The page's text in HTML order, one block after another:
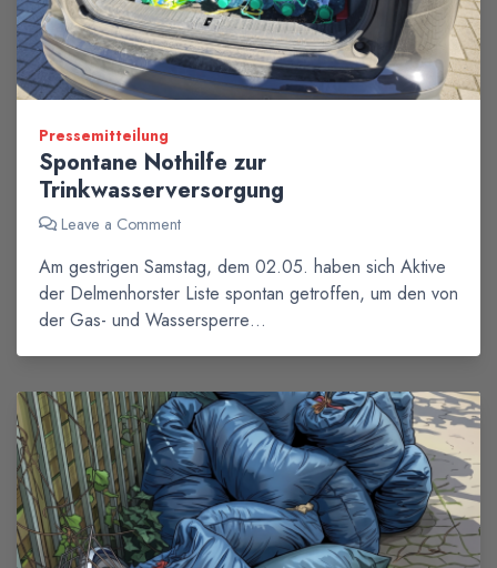
Pressemitteilung
Spontane Nothilfe zur
Trinkwasserversorgung
Leave a Comment
Am gestrigen Samstag, dem 02.05. haben sich Aktive
der Delmenhorster Liste spontan getroffen, um den von
der Gas- und Wassersperre…